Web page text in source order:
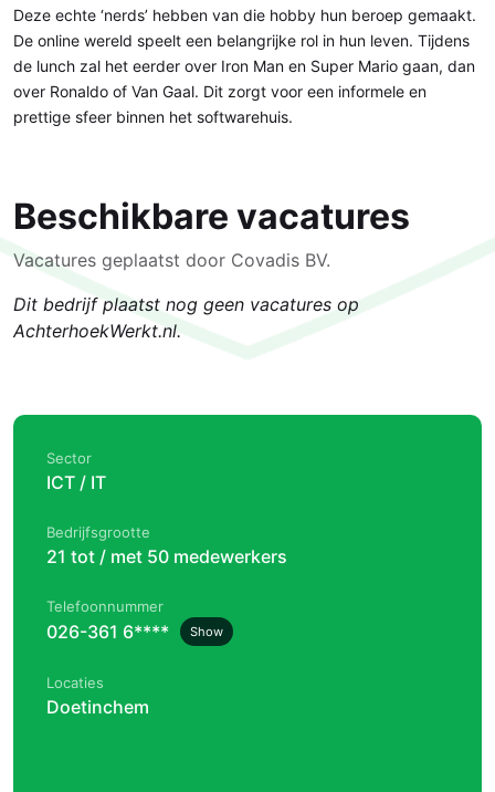
Deze echte ‘nerds’ hebben van die hobby hun beroep gemaakt.
De online wereld speelt een belangrijke rol in hun leven. Tijdens
de lunch zal het eerder over Iron Man en Super Mario gaan, dan
over Ronaldo of Van Gaal. Dit zorgt voor een informele en
prettige sfeer binnen het softwarehuis.
Beschikbare vacatures
Vacatures geplaatst door Covadis BV.
Dit bedrijf plaatst nog geen vacatures op
AchterhoekWerkt.nl.
Sector
ICT / IT
Bedrijfsgrootte
21 tot / met 50 medewerkers
Telefoonnummer
026-361 6**** Show
Locaties
Doetinchem